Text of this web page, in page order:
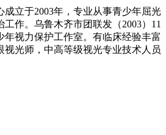
立于2003年，专业从事青少年屈光
作。乌鲁木齐市团联发（2003）11
年视力保护工作室。有临床经验丰富
视光师，中高等级视光专业技术人员